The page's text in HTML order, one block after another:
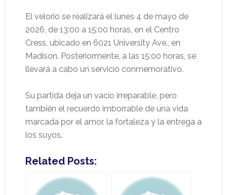
El velorio se realizará el lunes 4 de mayo de
2026, de 13:00 a 15:00 horas, en el Centro
Cress, ubicado en 6021 University Ave., en
Madison. Posteriormente, a las 15:00 horas, se
llevará a cabo un servicio conmemorativo.
Su partida deja un vacío irreparable, pero
también el recuerdo imborrable de una vida
marcada por el amor, la fortaleza y la entrega a
los suyos.
Related Posts: